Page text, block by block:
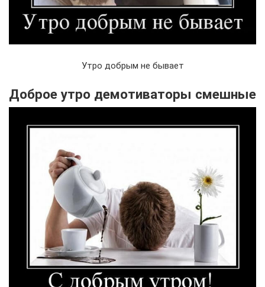
Утро добрым не бывает
Доброе утро демотиваторы смешные